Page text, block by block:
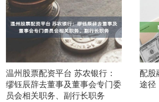
温州股票配资平台 苏农银行：
缪钰辰辞去董事及董事会专门委
员会相关职务、副行长职务
配股
途径